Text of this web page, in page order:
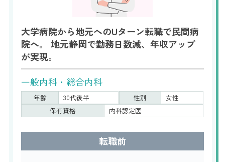
大学病院から地元へのUターン転職で民間病
院へ。 地元静岡で勤務日数減、年収アップ
が実現。
一般内科・総合内科
年齢 30代後半 性別
女性
保有資格
内科認定医
転職前